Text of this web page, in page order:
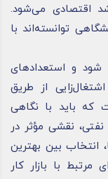
اقتصادی می‌شود.
توانسته‌اند با
شود و استعدادهای
از طریق
باید با نگاهی
نفتی، نقشی مؤثر در
انتخاب بین بهترین
با بازار کار